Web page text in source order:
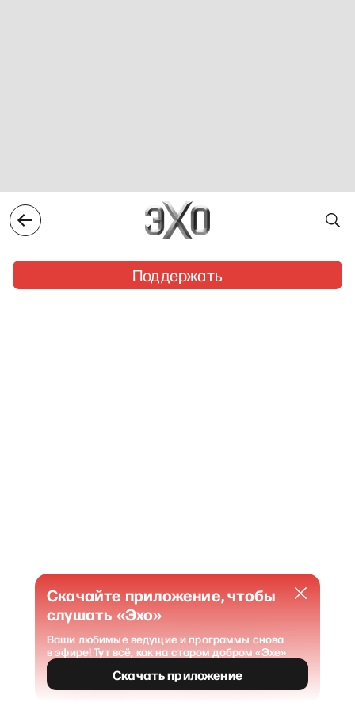
Поддержать
404 Страница не найдена.
Скачайте приложение, чтобы
слушать «Эхо»
Ваши любимые ведущие и программы снова
в эфире! Тут всё, как на старом добром «Эхе»
Скачать приложение